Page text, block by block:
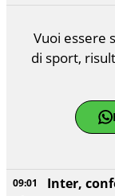
09:01
Inter,
Vuoi essere
di sport,